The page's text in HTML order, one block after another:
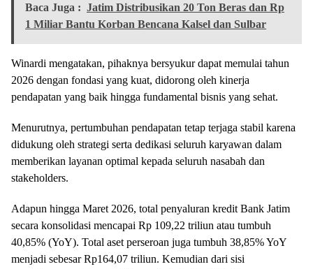
Baca Juga : Jatim Distribusikan 20 Ton Beras dan Rp
1 Miliar Bantu Korban Bencana Kalsel dan Sulbar
Winardi mengatakan, pihaknya bersyukur dapat memulai tahun
2026 dengan fondasi yang kuat, didorong oleh kinerja
pendapatan yang baik hingga fundamental bisnis yang sehat.
Menurutnya, pertumbuhan pendapatan tetap terjaga stabil karena
didukung oleh strategi serta dedikasi seluruh karyawan dalam
memberikan layanan optimal kepada seluruh nasabah dan
stakeholders.
Adapun hingga Maret 2026, total penyaluran kredit Bank Jatim
secara konsolidasi mencapai Rp 109,22 triliun atau tumbuh
40,85% (YoY). Total aset perseroan juga tumbuh 38,85% YoY
menjadi sebesar Rp164,07 triliun. Kemudian dari sisi